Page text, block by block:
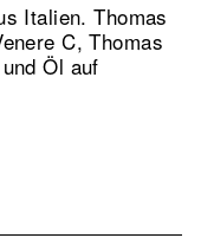
Italien. Thomas
C, Thomas
Öl auf